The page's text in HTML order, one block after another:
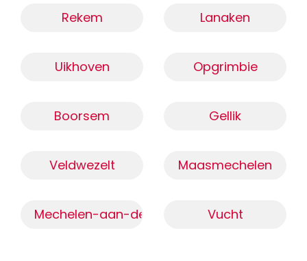
Rekem Lanaken
Uikhoven Opgrimbie
Boorsem Gellik
Veldwezelt Maasmechelen
Mechelen-aan-de-Maas Vucht